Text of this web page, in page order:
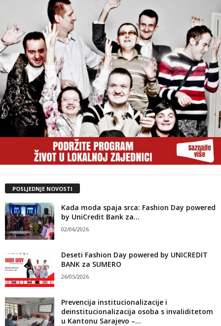
POSLJEDNJE NOVOSTI
Kada moda spaja srca: Fashion Day powered
by UniCredit Bank za...
02/06/2026
Deseti Fashion Day powered by UNICREDIT
BANK za SUMERO
26/05/2026
Prevencija institucionalizacije i
deinstitucionalizacija osoba s invaliditetom
u Kantonu Sarajevo –...